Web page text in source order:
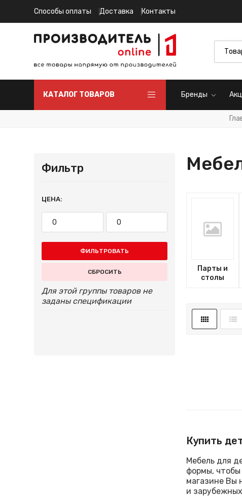
Способы оплаты Доставка Контакты
КАТАЛОГ ТОВАРОВ Бренды
Парты и
столы
Купить
Мебель для
формы, чтобы
магазине Вы
и
Фильтр
ЦЕНА:
ФИЛЬТРОВАТЬ
СБРОСИТЬ
Для этой группы товаров не
заданы спецификации